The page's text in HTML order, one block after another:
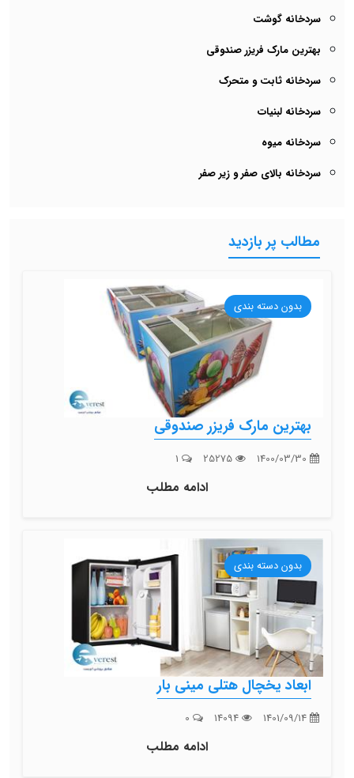
سردخانه گوشت
بهترین مارک فریزر صندوقی
سردخانه ثابت و متحرک
سردخانه لبنیات
سردخانه میوه
سردخانه بالای صفر و زیر صفر
مطالب پر بازدید
بدون دسته بندی
بهترین مارک فریزر صندوقی
ادامه مطلب
بدون دسته بندی
ابعاد یخچال هتلی مینی بار
ادامه مطلب